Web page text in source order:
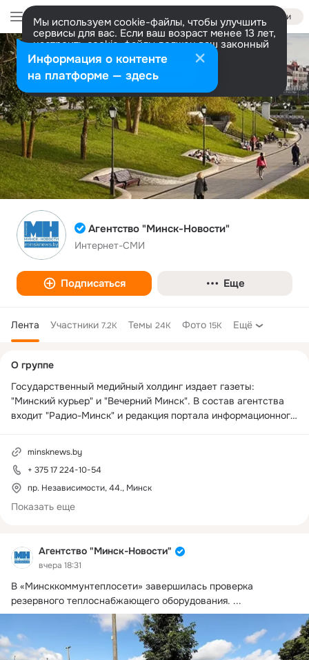
Войти
Мы используем cookie-файлы, чтобы улучшить
сервисы для вас. Если ваш возраст менее 13 лет,
настроить cookie-файлы должен ваш законный
представитель. Больше информации
Разрешить все Настроить
Агентство "Минск-Новости"
Интернет-СМИ
Подписаться Еще
Лента Участники 7.2K Темы 24K Фото 15K Ещё
Агентство "Минск-Новости"
вчера 18:31
В «Минсккоммунтеплосети» завершилась проверка
резервного теплоснабжающего оборудования. ...
колонка
О группе
Государственный медийный холдинг издает газеты:
"Минский курьер" и "Вечерний Минск". В состав агентства
входит "Радио-Минск" и редакция портала информационного
информацию о важнейших событиях Минска, а также
последние новости о Беларуси. Ежемесячная аудитория
портала более 5 миллионов читателей.
minsknews.by
+ 375 17 224-10-54
пр. Независимости, 44., Минск
Показать еще
Информация о контенте
на платформе — здесь